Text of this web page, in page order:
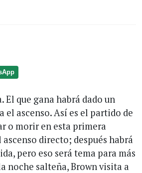
El que gana habrá dado un
el ascenso. Así es el partido de
o morir en esta primera
directo; después habrá
pero eso será tema para más
noche salteña, Brown visita a